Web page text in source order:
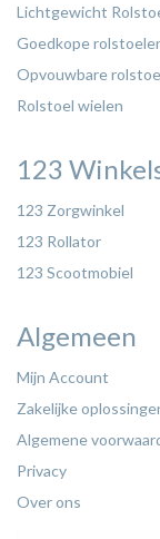
Lichtgewicht
Goedkope
Opvouwbare
Rolstoel wielen
123
123 Zorgwinkel
123 Rollator
123 Scootmobiel
Algemeen
Mijn Account
Zakelijke
Algemene
Privacy
Over ons